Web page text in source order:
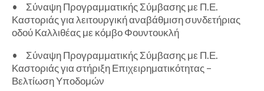
•
Σύναψη Προγραμματικής Σύμβασης με Π.Ε.
Καστοριάς για λειτουργική αναβάθμιση συνδετήριας
οδού Καλλιθέας με κόμβο Φουντουκλή
•
Σύναψη Προγραμματικής Σύμβασης με Π.Ε.
Καστοριάς για στήριξη Επιχειρηματικότητας –
Βελτίωση Υποδομών